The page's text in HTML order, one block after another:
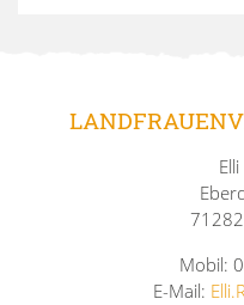
Mobil:
E-Mail: